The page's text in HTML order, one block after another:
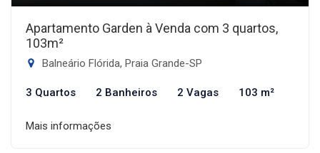
Apartamento Garden à Venda com 3 quartos,
103m²
Balneário Flórida, Praia Grande-SP
3 Quartos 2 Banheiros 2 Vagas 103 m²
Mais informações